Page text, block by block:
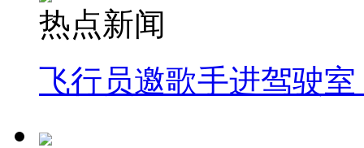
热点新闻
飞行员邀歌手进驾驶